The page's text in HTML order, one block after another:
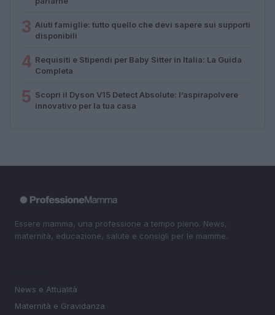
3 Aiuti famiglie: tutto quello che devi sapere sui supporti
disponibili
4 Requisiti e Stipendi per Baby Sitter in Italia: La Guida
Completa
5 Scopri il Dyson V15 Detect Absolute: l’aspirapolvere
innovativo per la tua casa
Essere mamma, una professione a tempo pieno. News,
maternità, educazione, salute e consigli per le mamme.
News e Attualità
Maternità e Gravidanza